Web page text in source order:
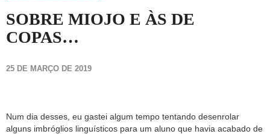
SOBRE MIOJO E ÀS DE
COPAS…
25 DE MARÇO DE 2019
Num dia desses, eu gastei algum tempo tentando desenrolar
alguns imbróglios linguísticos para um aluno que havia acabado de